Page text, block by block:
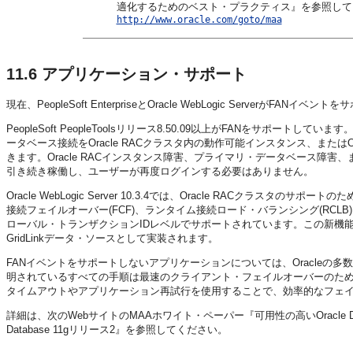
適化するためのベスト・プラクティス』を参照し
http://www.oracle.com/goto/maa
11.6 アプリケーション・サポート
現在、PeopleSoft EnterpriseとOracle WebLogic ServerがFANイベントを
PeopleSoft PeopleToolsリリース8.50.09以上がFANをサポートしていま
ータベース接続をOracle RACクラスタ内の動作可能インスタンス、また
きます。Oracle RACインスタンス障害、プライマリ・データベース障害
引き続き稼働し、ユーザーが再度ログインする必要はありません。
Oracle WebLogic Server 10.3.4では、Oracle RACクラスタのサポートの
接続フェイルオーバー(FCF)、ランタイム接続ロード・バランシング
ローバル・トランザクションIDレベルでサポートされています。この新
GridLinkデータ・ソースとして実装されます。
FANイベントをサポートしないアプリケーションについては、Oracleの
明されているすべての手順は最速のクライアント・フェイルオーバーの
タイムアウトやアプリケーション再試行を使用することで、効率的なフェ
詳細は、次のWebサイトのMAAホワイト・ペーパー『可用性の高い
Database 11gリリース2』を参照してください。